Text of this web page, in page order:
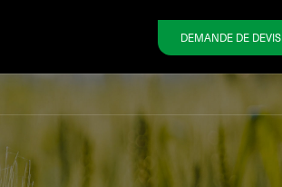
DEMANDE DE DEVIS